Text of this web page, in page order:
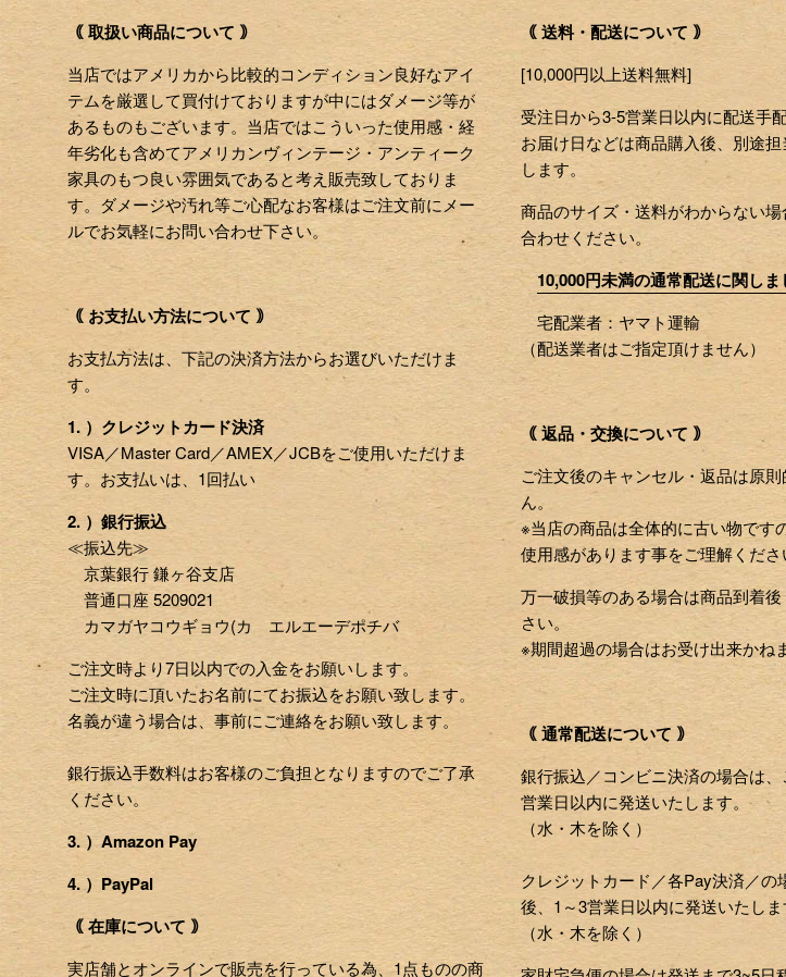
｟ 取扱い商品について ｠
当店ではアメリカから比較的コンディション良好なアイ
テムを厳選して買付けておりますが中にはダメージ等が
あるものもございます。当店ではこういった使用感・経
年劣化も含めてアメリカンヴィンテージ・アンティーク
家具のもつ良い雰囲気であると考え販売致しておりま
す。ダメージや汚れ等ご心配なお客様はご注文前にメー
ルでお気軽にお問い合わせ下さい。
｟ お支払い方法について ｠
お支払方法は、下記の決済方法からお選びいただけま
す。
1. ）クレジットカード決済
VISA／Master Card／AMEX／JCBをご使用いただけま
す。お支払いは、1回払い
2. ）銀行振込
≪振込先≫
京葉銀行 鎌ヶ谷支店
普通口座 5209021
カマガヤコウギョウ(カ エルエーデポチバ
ご注文時より7日以内での入金をお願いします。
ご注文時に頂いたお名前にてお振込をお願い致します。
名義が違う場合は、事前にご連絡をお願い致します。
銀行振込手数料はお客様のご負担となりますのでご了承
ください。
3. ）Amazon Pay
4. ）PayPal
｟ 在庫について ｠
実店舗とオンラインで販売を行っている為、1点ものの商
｟ 送料・配送について ｠
[10,000円以上送料無料]
受注日から3-5営業日以内に配送手
お届け日などは商品購入後、別途
します。
商品のサイズ・送料がわからない
合わせください。
10,000円未満の通常配送に関し
宅配業者：ヤマト運輸
（配送業者はご指定頂けません）
｟ 返品・交換について ｠
ご注文後のキャンセル・返品は原
ん。
※当店の商品は全体的に古い物です
使用感があります事をご理解くださ
万一破損等のある場合は商品到着
さい。
※期間超過の場合はお受け出来かねま
｟ 通常配送について ｠
銀行振込／コンビニ決済の場合は
営業日以内に発送いたします。
（水・木を除く）
クレジットカード／各Pay決済／の
後、1～3営業日以内に発送いたしま
（水・木を除く）